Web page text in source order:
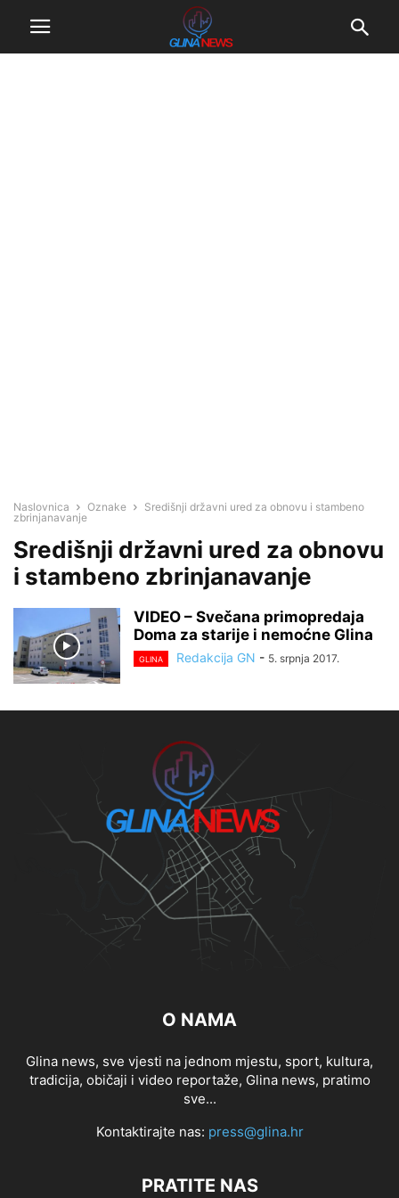
Naslovnica Oznake
Središnji državni ured za obnovu i stambeno
zbrinjanavanje
Središnji državni ured za obnovu
i stambeno zbrinjanavanje
VIDEO – Svečana primopredaja
Doma za starije i nemoćne Glina
GLINA Redakcija GN - 5. srpnja 2017.
O NAMA
Glina news, sve vjesti na jednom mjestu, sport, kultura,
tradicija, običaji i video reportaže, Glina news, pratimo
sve...
Kontaktirajte nas: press@glina.hr
PRATITE NAS